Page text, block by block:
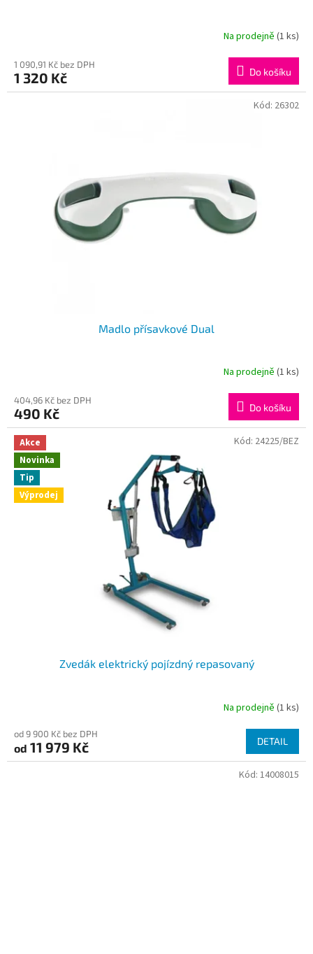
Na prodejně (1 ks)
1 090,91 Kč bez DPH
1 320 Kč Do košíku
Madlo přísavkové Dual
Na prodejně (1 ks)
404,96 Kč bez DPH
490 Kč Do košíku
Kód: 26302
Akce
Novinka
Tip
Výprodej
Zvedák elektrický pojízdný repasovaný
produktu
je
3,1
Na prodejně(1 ks)
od 9 900 Kč bez DPH
od 11 979 Kč DETAIL
Kód: 24225/BEZ
Kód: 14008015